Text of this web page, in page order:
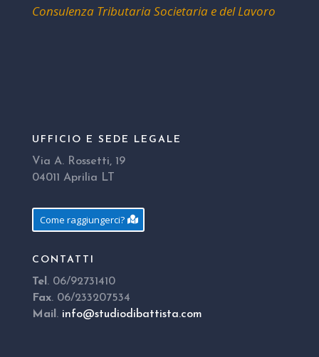
Consulenza Tributaria Societaria e del Lavoro
UFFICIO E SEDE LEGALE
Via A. Rossetti, 19
04011 Aprilia LT
Come raggiungerci?
CONTATTI
Tel . 06/92731410
Fax. 06/233207534
Mail . info@studiodibattista.com